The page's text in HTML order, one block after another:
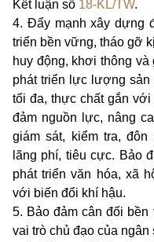
Kết luận số 18-KL/TW.
4. Đẩy mạnh xây dựng
triển bền vững, tháo gỡ
huy động, khơi thông
phát triển lực lượng sản
tối đa, thực chất gắn
đảm nguồn lực, nâng
giám sát, kiểm tra, đôn
lãng phí, tiêu cực. Bảo
phát triển văn hóa, xã
với biến đổi khí hậu.
5. Bảo đảm cân đối
vai trò chủ đạo của